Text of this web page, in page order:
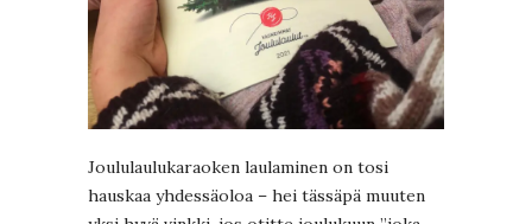
Joululaulukaraoken laulaminen on tosi
hauskaa yhdessäoloa – hei tässäpä muuten